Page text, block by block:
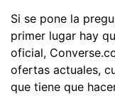
Si se pone la
primer lugar hay
oficial,
ofertas actuales,
que tiene que